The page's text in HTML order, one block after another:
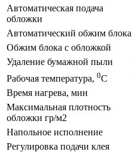
Автоматическая подача
обложки
Автоматический обжим блока
Обжим блока с обложкой
Удаление бумажной пыли
Рабочая температура, 0С
Время нагрева, мин
Максимальная плотность
обложки гр/м2
Напольное исполнение
Регулировка подачи клея